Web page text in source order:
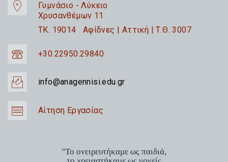
Γυμνάσιο - Λύκειο
Χρυσανθέμων 11
TK. 19014 Αφίδνες | Αττική | Τ.Θ. 3007
+30.22950.29840
info@anagennisi.edu.gr
Αίτηση Εργασίας
"Το ονειρευτήκαμε ως παιδιά,